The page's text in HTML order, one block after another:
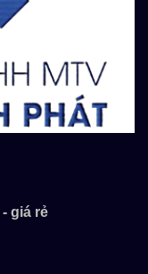
giá rẻ